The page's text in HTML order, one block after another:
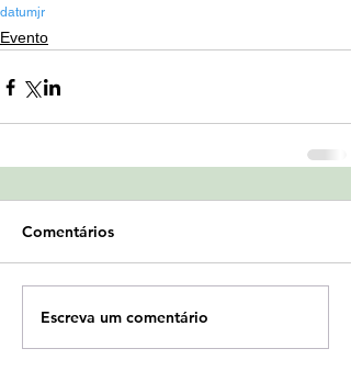
datumjr
Evento
Comentários
Escreva um comentário